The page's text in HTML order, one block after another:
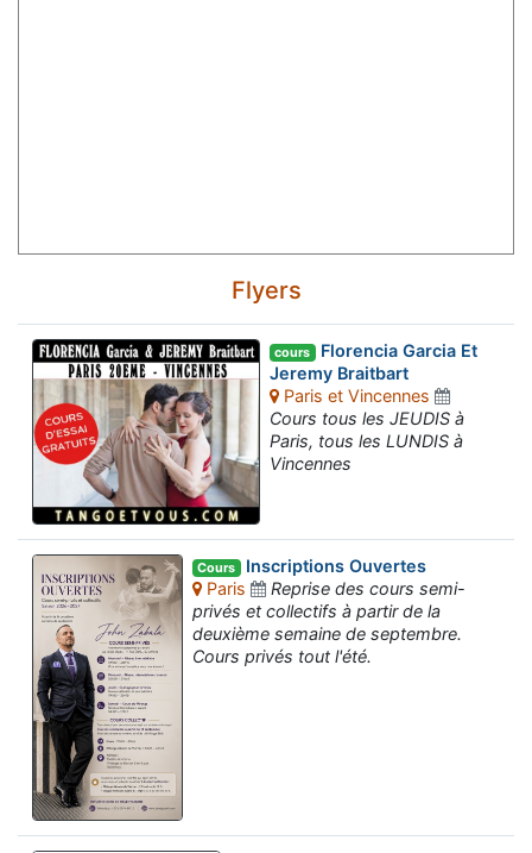
Flyers
cours Florencia Garcia Et
Jeremy Braitbart
Paris et Vincennes
Cours tous les JEUDIS à
Paris, tous les LUNDIS à
Vincennes
Cours Inscriptions Ouvertes
Paris
Reprise des cours semi-
privés et collectifs à partir de la
deuxième semaine de septembre.
Cours privés tout l'été.